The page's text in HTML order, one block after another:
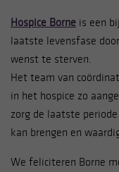
Hospice Borne is een
laatste levensfase
wenst te sterven.
Het team van
in het hospice zo
zorg de laatste
kan brengen en
We feliciteren Borne